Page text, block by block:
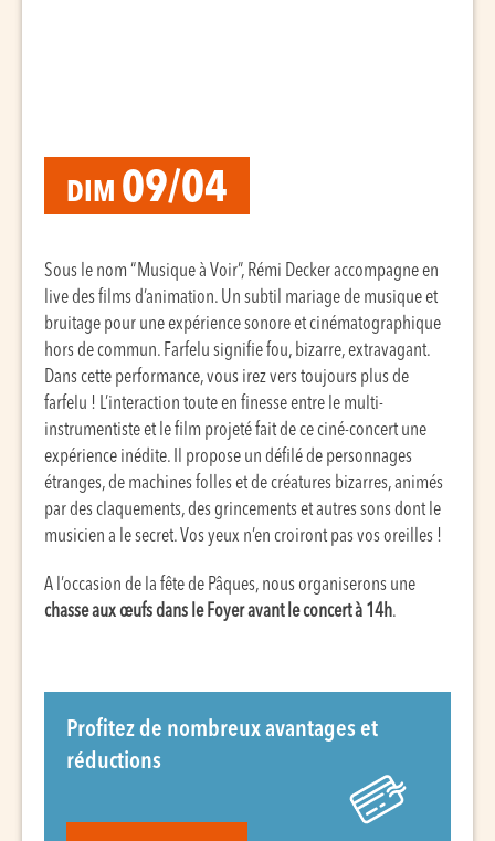
DIM 09/04
Sous le nom “Musique à Voir”, Rémi Decker accompagne en
live des films d’animation. Un subtil mariage de musique et
bruitage pour une expérience sonore et cinématographique
hors de commun. Farfelu signifie fou, bizarre, extravagant.
Dans cette performance, vous irez vers toujours plus de
farfelu ! L’interaction toute en finesse entre le multi-
instrumentiste et le film projeté fait de ce ciné-concert une
expérience inédite. Il propose un défilé de personnages
étranges, de machines folles et de créatures bizarres, animés
par des claquements, des grincements et autres sons dont le
musicien a le secret. Vos yeux n’en croiront pas vos oreilles !
A l’occasion de la fête de Pâques, nous organiserons une
chasse aux œufs dans le Foyer avant le concert à 14h.
Profitez de nombreux avantages et
réductions